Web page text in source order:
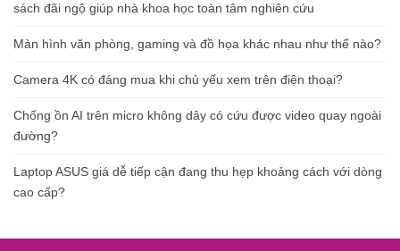
sách đãi ngộ giúp nhà khoa học toàn tâm nghiên cứu
Màn hình văn phòng, gaming và đồ họa khác nhau như thế nào?
Camera 4K có đáng mua khi chủ yếu xem trên điện thoại?
Chống ồn AI trên micro không dây có cứu được video quay ngoài
đường?
Laptop ASUS giá dễ tiếp cận đang thu hẹp khoảng cách với dòng
cao cấp?